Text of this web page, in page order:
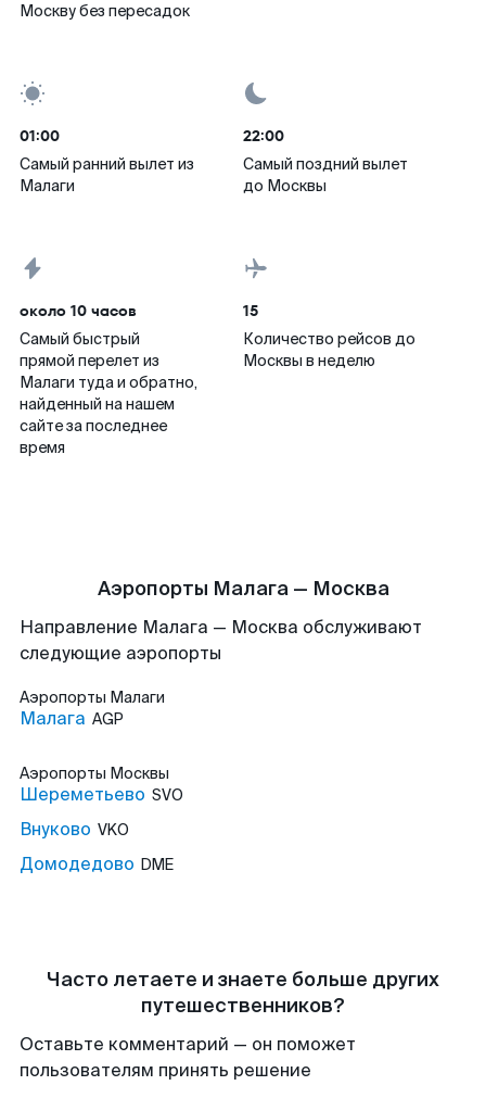
Москву без пересадок
01:00
Самый ранний вылет из
Малаги
22:00
Самый поздний вылет
до Москвы
около 10 часов
Самый быстрый
прямой перелет из
Малаги туда и обратно,
найденный на нашем
сайте за последнее
время
15
Количество рейсов до
Москвы в неделю
Аэропорты Малага — Москва
Направление Малага — Москва обслуживают
следующие аэропорты
Аэропорты Малаги
Малага AGP
Аэропорты Москвы
Шереметьево SVO
Внуково VKO
Домодедово DME
Часто летаете и знаете больше других
путешественников?
Оставьте комментарий — он поможет
пользователям принять решение